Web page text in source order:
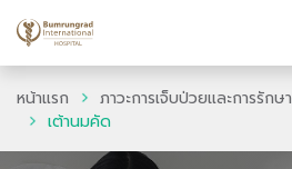
หน้าแรก ภาวะการเจ็บป่วยและการรักษา
เต้านมคัด